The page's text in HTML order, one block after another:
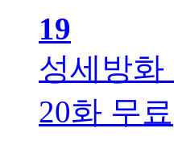
19
성세방화
20화 무료